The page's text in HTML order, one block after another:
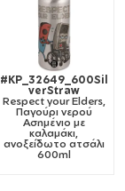
#KP_32649_600Sil
verStraw
Respect your Elders,
Παγούρι νερού
Ασημένιο με
καλαμάκι,
ανοξείδωτο ατσάλι
600ml